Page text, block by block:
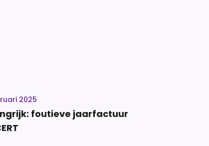
2025
foutieve jaarfactuur